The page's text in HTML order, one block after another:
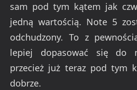
sam pod tym kątem jak
jedną wartością. Note 5
odchudzony. To z
lepiej dopasować się do
przecież już teraz pod tym
dobrze.